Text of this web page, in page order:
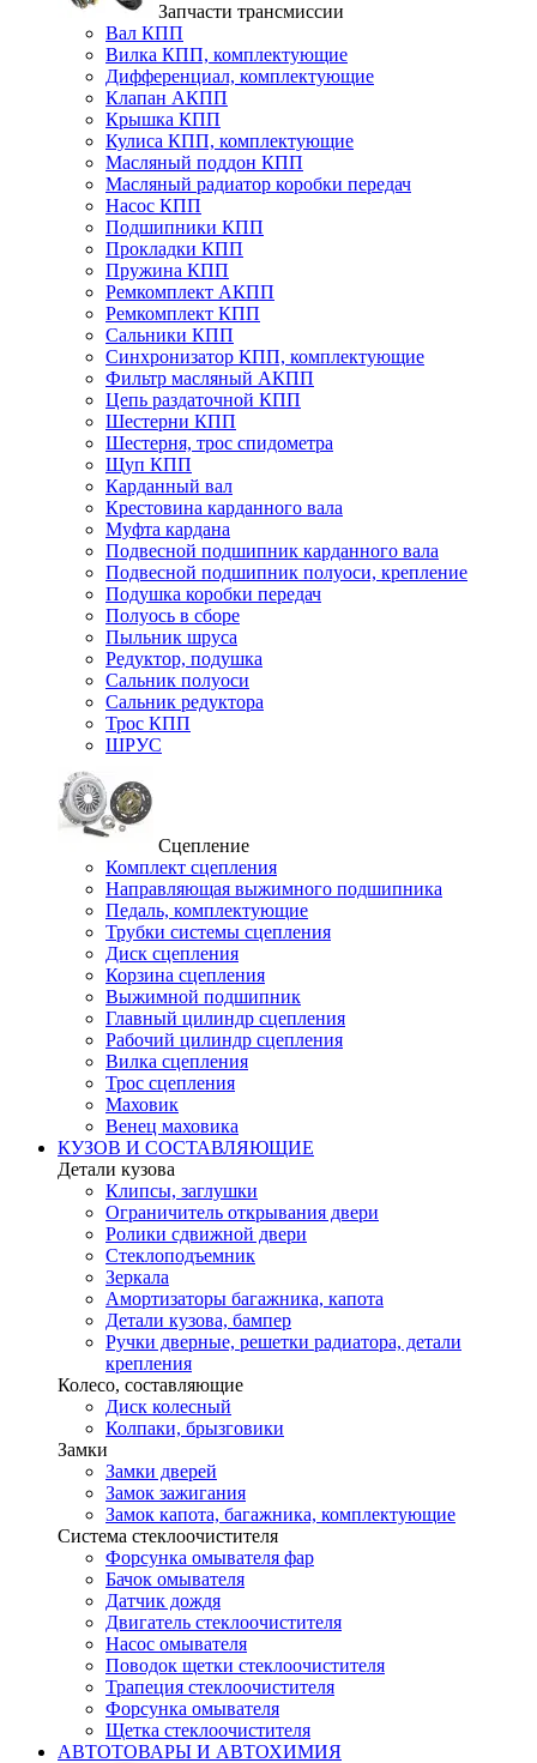
Запчасти трансмиссии
Вал КПП
Вилка КПП, комплектующие
Дифференциал, комплектующие
Клапан АКПП
Крышка КПП
Кулиса КПП, комплектующие
Масляный поддон КПП
Масляный радиатор коробки передач
Насос КПП
Подшипники КПП
Прокладки КПП
Пружина КПП
Ремкомплект АКПП
Ремкомплект КПП
Сальники КПП
Синхронизатор КПП, комплектующие
Фильтр масляный АКПП
Цепь раздаточной КПП
Шестерни КПП
Шестерня, трос спидометра
Щуп КПП
Карданный вал
Крестовина карданного вала
Муфта кардана
Подвесной подшипник карданного вала
Подвесной подшипник полуоси, крепление
Подушка коробки передач
Полуось в сборе
Пыльник шруса
Редуктор, подушка
Сальник полуоси
Сальник редуктора
Трос КПП
ШРУС
Сцепление
Комплект сцепления
Направляющая выжимного подшипника
Педаль, комплектующие
Трубки системы сцепления
Диск сцепления
Корзина сцепления
Выжимной подшипник
Главный цилиндр сцепления
Рабочий цилиндр сцепления
Вилка сцепления
Трос сцепления
Маховик
Венец маховика
КУЗОВ И СОСТАВЛЯЮЩИЕ
Детали кузова
Клипсы, заглушки
Ограничитель открывания двери
Ролики сдвижной двери
Стеклоподъемник
Зеркала
Амортизаторы багажника, капота
Детали кузова, бампер
Ручки дверные, решетки радиатора, детали
крепления
Колесо, составляющие
Диск колесный
Колпаки, брызговики
Замки
Замки дверей
Замок зажигания
Замок капота, багажника, комплектующие
Система стеклоочистителя
Форсунка омывателя фар
Бачок омывателя
Датчик дождя
Двигатель стеклоочистителя
Насос омывателя
Поводок щетки стеклоочистителя
Трапеция стеклоочистителя
Форсунка омывателя
Щетка стеклоочистителя
АВТОТОВАРЫ И АВТОХИМИЯ